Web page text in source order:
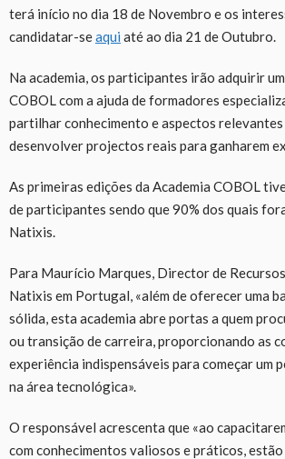
terá início no dia 18 de Novembro e os
candidatar-seaqui até ao dia 21 de Outubro.
Na academia, os participantes irão adquirir
COBOL com a ajuda de formadores
partilhar conhecimento e aspectos
desenvolver projectos reais para ganharem
As primeiras edições da Academia COBOL
de participantes sendo que 90% dos quais
Natixis.
Para Maurício Marques, Director de
Natixis em Portugal, «além de oferecer uma
sólida, esta academia abre portas a quem
ou transição de carreira, proporcionando as
experiência indispensáveis para começar um
na área tecnológica».
O responsável acrescenta que «ao
com conhecimentos valiosos e práticos, estão